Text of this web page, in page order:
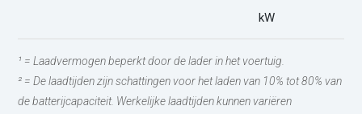
kW
¹ = Laadvermogen beperkt door de lader in het voertuig.
² = De laadtijden zijn schattingen voor het laden van 10% tot 80% van
de batterijcapaciteit. Werkelijke laadtijden kunnen variëren